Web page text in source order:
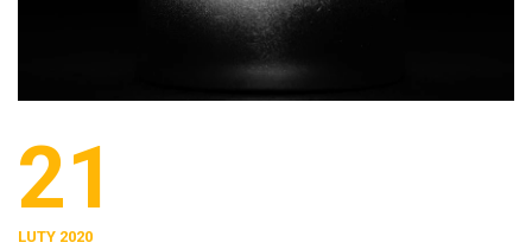
21
LUTY 2020